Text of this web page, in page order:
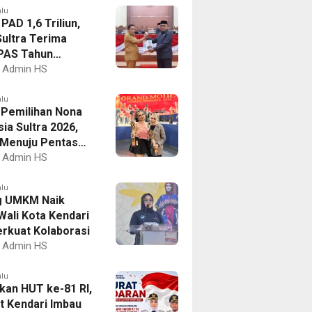
1,6 Triliun,
Terima
Tahun
2027
Admin HS
Nona
Sultra 2026,
Pentas
Admin HS
UMKM Naik
Kota Kendari
Kolaborasi
Admin HS
HUT ke-81 RI,
Kendari Imbau